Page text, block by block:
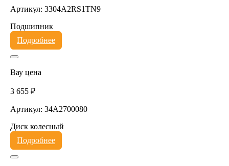
Артикул: 3304A2RS1TN9
Подшипник
Подробнее
Вау цена
3 655 ₽
Артикул: 34A2700080
Диск колесный
Подробнее